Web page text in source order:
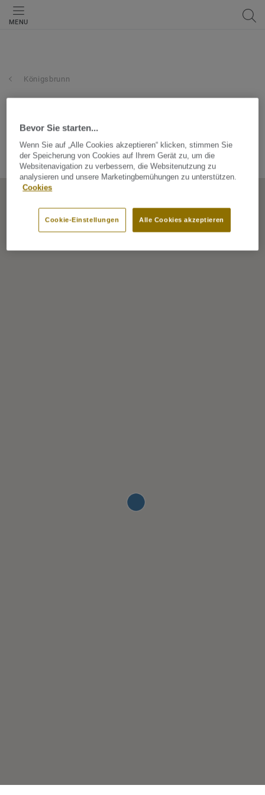
MENU
Königsbrunn
heim-ausstattung
Wandalenstr. 22, 86343, Königsbrunn, Bayern, Germany
Bevor Sie starten...
Wenn Sie auf „Alle Cookies akzeptieren“ klicken, stimmen Sie
der Speicherung von Cookies auf Ihrem Gerät zu, um die
Websitenavigation zu verbessern, die Websitenutzung zu
analysieren und unsere Marketingbemühungen zu unterstützen.
Cookies
Alle Cookies akzeptieren
Cookie-Einstellungen